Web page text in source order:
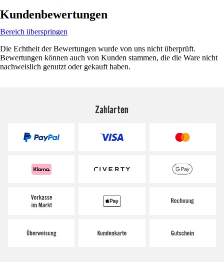
Kundenbewertungen
Bereich überspringen
Die Echtheit der Bewertungen wurde von uns nicht überprüft.
Bewertungen können auch von Kunden stammen, die die Ware nicht
nachweislich genutzt oder gekauft haben.
Zahlarten